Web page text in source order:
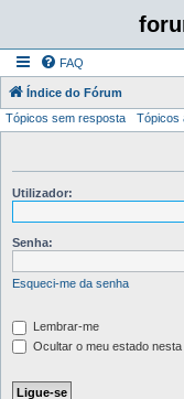
FAQ
Índice do Fórum
Tópicos sem resposta Tópicos
Utilizador:
Senha:
Esqueci-me da senha
Lembrar-me
Ocultar o meu estado